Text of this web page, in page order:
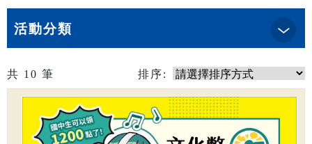
活動分類
共 10 筆 排序: